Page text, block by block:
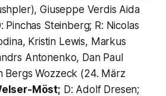
Giuseppe Verdis Aida
Pinchas Steinberg; R: Nicolas
Kristin Lewis, Markus
Antonenko, Dan Paul
Bergs Wozzeck (24. März
Möst; D: Adolf Dresen;